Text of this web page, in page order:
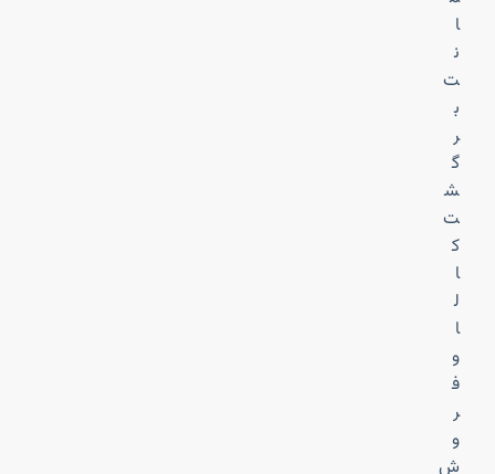
ا
ن
ت
ب
ر
گ
ش
ت
ک
ا
ل
ا
و
ف
ر
و
ش